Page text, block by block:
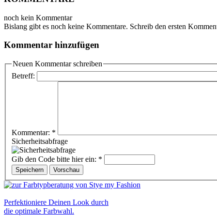
noch kein Kommentar
Bislang gibt es noch keine Kommentare. Schreib den ersten
Kommentar hinzufügen
Neuen Kommentar schreiben
Betreff:
Kommentar: *
Sicherheitsabfrage
Gib den Code bitte hier ein: *
Perfektioniere Deinen Look durch
die optimale Farbwahl.